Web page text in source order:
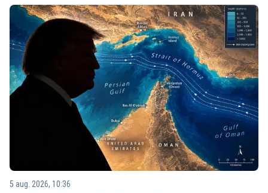
5 aug. 2026, 10:36